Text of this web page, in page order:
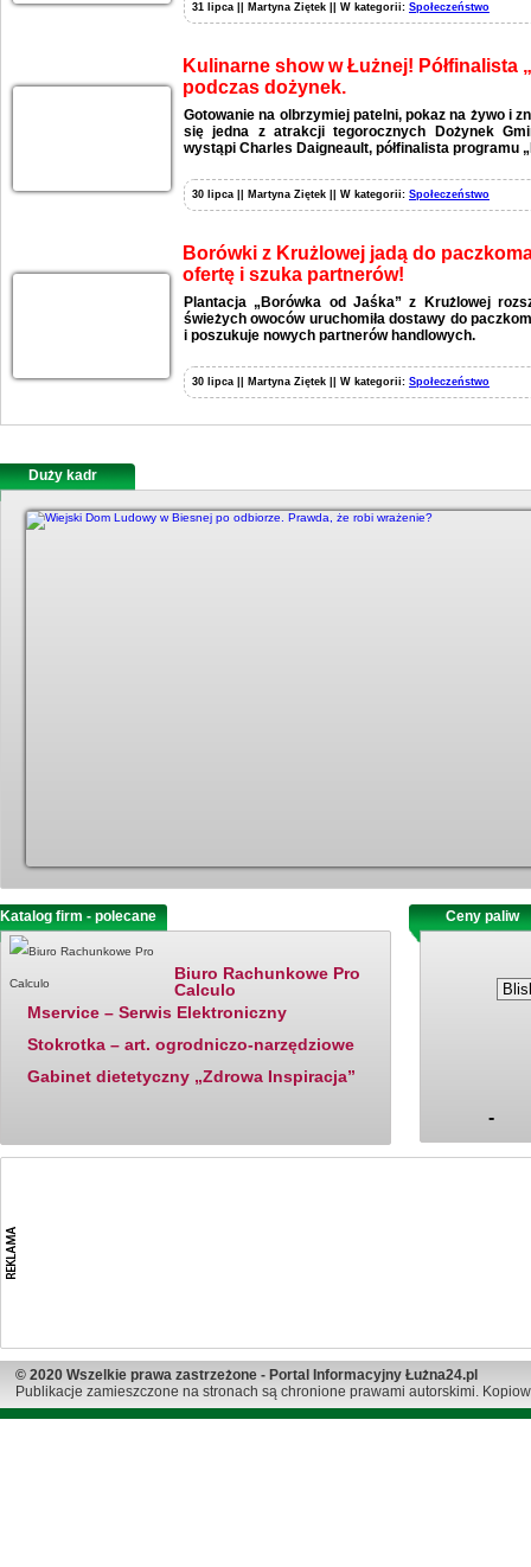
31 lipca || Martyna Ziętek || W kategorii: Społeczeństwo
Kulinarne show w Łużnej! Półfinalista
podczas dożynek.
Gotowanie na olbrzymiej patelni, pokaz na żywo i
się jedna z atrakcji tegorocznych Dożynek
wystąpi Charles Daigneault, półfinalista programu
30 lipca || Martyna Ziętek || W kategorii: Społeczeństwo
Borówki z Krużlowej jadą do
ofertę i szuka partnerów!
Plantacja „Borówka od Jaśka” z Krużlowej
świeżych owoców uruchomiła dostawy do
i poszukuje nowych partnerów handlowych.
30 lipca || Martyna Ziętek || W kategorii: Społeczeństwo
Duży kadr
Katalog firm - polecane
Biuro Rachunkowe Pro
Calculo
Mservice – Serwis Elektroniczny
Stokrotka – art. ogrodniczo-narzędziowe
Gabinet dietetyczny „Zdrowa Inspiracja”
Ceny paliw
-
© 2020 Wszelkie prawa zastrzeżone - Portal Informacyjny Łużna24.pl
Publikacje zamieszczone na stronach są chronione prawami autorskimi.